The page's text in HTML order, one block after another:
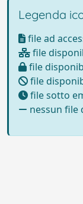
Legenda
file ad
file
file
file
file sotto
nessun file